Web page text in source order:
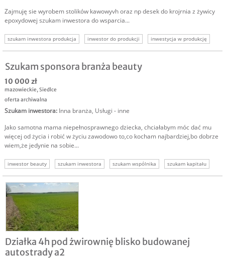
Zajmuję sie wyrobem stolików kawowyvh oraz np desek do krojrnia z żywicy
epoxydowej szukam inwestora do wsparcia...
szukam inwestora produkcja inwestor do produkcji inwestycja w produkcję
Szukam sponsora branża beauty
10 000 zł
mazowieckie,Siedlce
oferta archiwalna
Szukam inwestora: Inna branża, Usługi - inne
Jako samotna mama niepełnosprawnego dziecka, chciałabym móc dać mu
więcej od życia i robić w życiu zawodowo to,co kocham najbardziej,bo dobrze
wiem,że jedynie na sobie...
inwestor beauty szukam inwestora szukam wspólnika szukam kapitału
Działka 4h pod żwirownię blisko budowanej
autostrady a2